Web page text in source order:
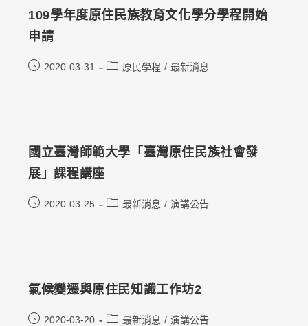
109學年度原住民族教育文化學分學程開始
申請
2020-03-31 原民學程 / 最新消息
國立臺灣師範大學「臺灣原住民族社會發
展」課程講座
2020-03-25 最新消息 / 演講公告
氣候變遷與原住民知識工作坊2
2020-03-20 最新消息 / 演講公告